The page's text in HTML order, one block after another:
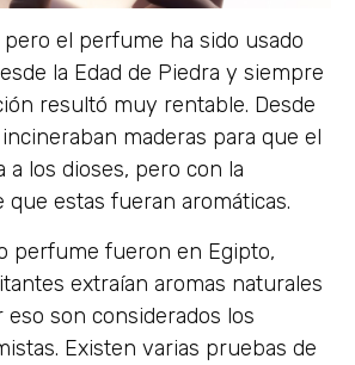
pero el perfume ha sido usado
la Edad de Piedra y siempre
resultó muy rentable. Desde
maderas para que el
a los dioses, pero con la
que estas fueran aromáticas.
perfume fueron en Egipto,
extraían aromas naturales
son considerados los
Existen varias pruebas de